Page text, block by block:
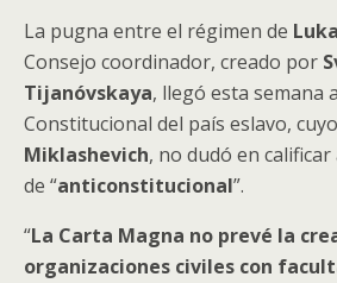
La pugna entre el régimen de
Consejo coordinador, creado por
Tijanóvskaya, llegó esta semana
Constitucional del país eslavo,
Miklashevich, no dudó en
de “anticonstitucional”.
“La Carta Magna no prevé la
organizaciones civiles con